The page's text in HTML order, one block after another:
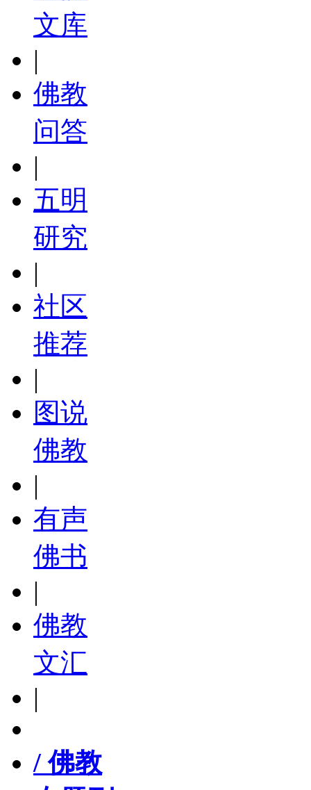
文库
|
佛教
问答
|
五明
研究
|
社区
推荐
|
图说
佛教
|
有声
佛书
|
佛教
文汇
|
/ 佛教